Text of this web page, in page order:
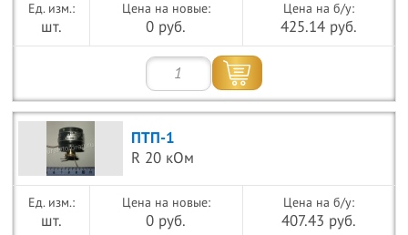
шт.
Цена на новые:
0 руб.
Цена на б/у:
425.14 руб.
ПТП-1
R 20 кОм
шт.
Цена на новые:
0 руб.
Цена на б/у:
407.43 руб.